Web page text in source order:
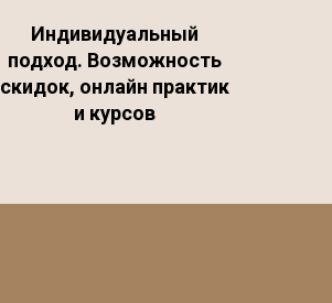
Индивидуальный
подход. Возможность
скидок, онлайн практик
и курсов